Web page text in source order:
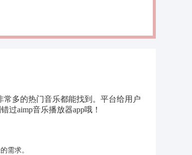
常多的热门音乐都能找到。平台给用户
过aimp音乐播放器app哦！
需求。